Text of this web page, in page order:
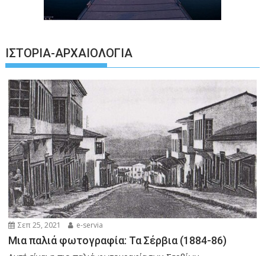
ΙΣΤΟΡΊΑ-ΑΡΧΑΙΟΛΟΓΊΑ
Σεπ 25, 2021 e-servia
Μια παλιά φωτογραφία: Τα Σέρβια (1884-86)